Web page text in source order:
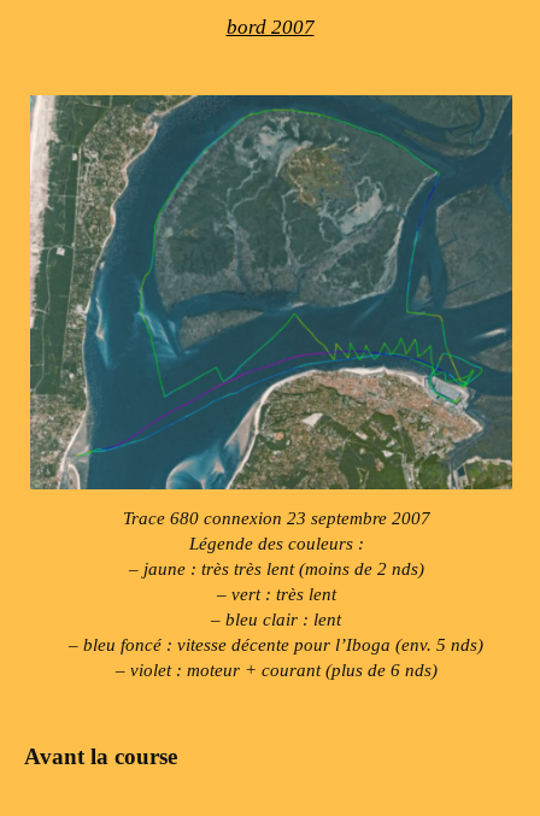
bord 2007
Trace 680 connexion 23 septembre 2007
Légende des couleurs :
– jaune : très très lent (moins de 2 nds)
– vert : très lent
– bleu clair : lent
– bleu foncé : vitesse décente pour l’Iboga (env. 5 nds)
– violet : moteur + courant (plus de 6 nds)
Avant la course